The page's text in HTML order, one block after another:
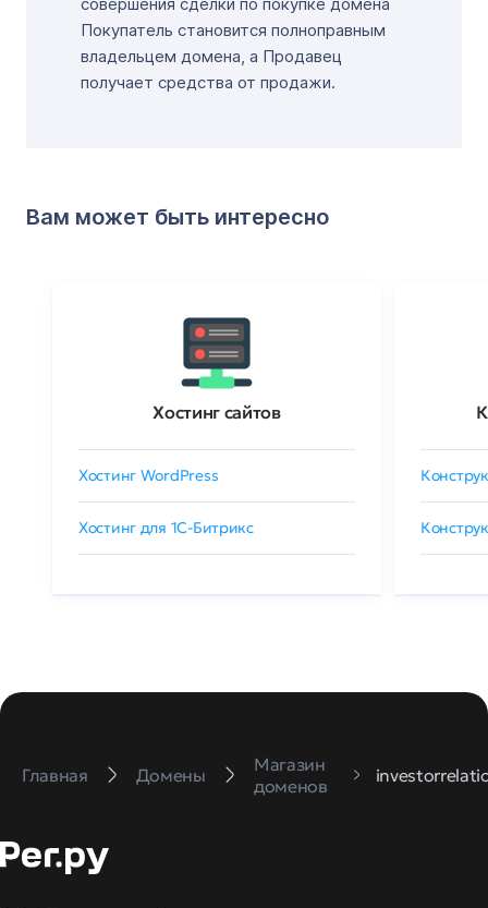
Покупатель становится полноправным
владельцем домена, а Продавец
получает средства от продажи.
Вам может быть интересно
Хостинг сайтов
Хостинг WordPress
Хостинг для 1C-Битрикс
Главная Домены
Магазин
доменов